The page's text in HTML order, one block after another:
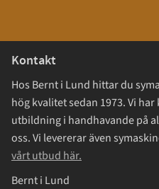
Kontakt
Hos Bernt i Lund hittar du
hög kvalitet sedan 1973. Vi
utbildning i handhavande på
oss. Vi levererar även
vårt utbud här.
Bernt i Lund